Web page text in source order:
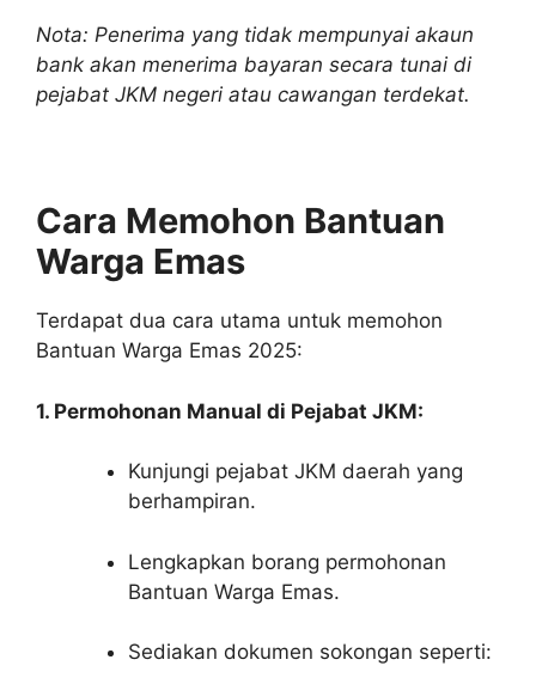
Nota: Penerima yang tidak mempunyai akaun
bank akan menerima bayaran secara tunai di
pejabat JKM negeri atau cawangan terdekat.
Cara Memohon Bantuan
Warga Emas
Terdapat dua cara utama untuk memohon
Bantuan Warga Emas 2025:
1. Permohonan Manual di Pejabat JKM:
Kunjungi pejabat JKM daerah yang
berhampiran.
Lengkapkan borang permohonan
Bantuan Warga Emas.
Sediakan dokumen sokongan seperti: